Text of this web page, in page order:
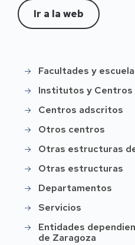
Ir a la web
Instittución
Facultades y
Institutos y Centros
Centros adscritos
Otros centros
Otras estructuras
Otras estructuras
Departamentos
Servicios
Entidades
de Zaragoza